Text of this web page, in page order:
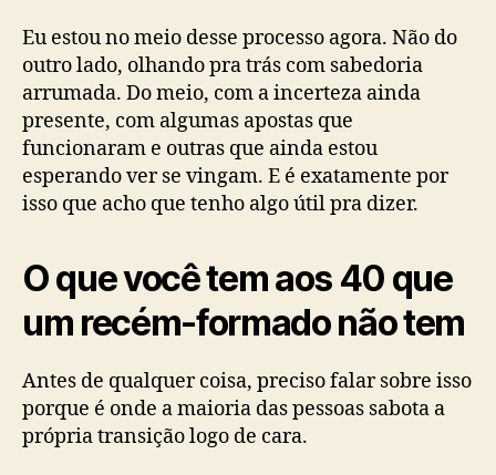
Eu estou no meio desse processo agora. Não do
outro lado, olhando pra trás com sabedoria
arrumada. Do meio, com a incerteza ainda
presente, com algumas apostas que
funcionaram e outras que ainda estou
esperando ver se vingam. E é exatamente por
isso que acho que tenho algo útil pra dizer.
O que você tem aos 40 que
um recém-formado não tem
Antes de qualquer coisa, preciso falar sobre isso
porque é onde a maioria das pessoas sabota a
própria transição logo de cara.